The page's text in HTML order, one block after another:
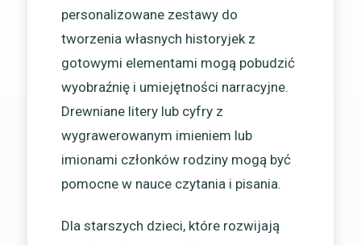
personalizowane zestawy do
tworzenia własnych historyjek z
gotowymi elementami mogą pobudzić
wyobraźnię i umiejętności narracyjne.
Drewniane litery lub cyfry z
wygrawerowanym imieniem lub
imionami członków rodziny mogą być
pomocne w nauce czytania i pisania.
Dla starszych dzieci, które rozwijają